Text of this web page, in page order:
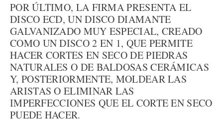
POR ÚLTIMO, LA FIRMA PRESENTA EL
DISCO ECD, UN DISCO DIAMANTE
GALVANIZADO MUY ESPECIAL, CREADO
COMO UN DISCO 2 EN 1, QUE PERMITE
HACER CORTES EN SECO DE PIEDRAS
NATURALES O DE BALDOSAS CERÁMICAS
Y, POSTERIORMENTE, MOLDEAR LAS
ARISTAS O ELIMINAR LAS
IMPERFECCIONES QUE EL CORTE EN SECO
PUEDE HACER.